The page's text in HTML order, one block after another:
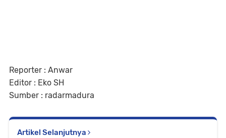
Reporter : Anwar
Editor : Eko SH
Sumber : radarmadura
Artikel Selanjutnya